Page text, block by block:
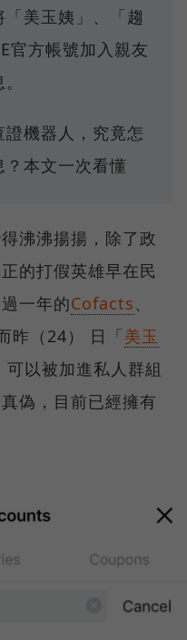
美玉姨」、「趨
官方帳號加入親友
證機器人，究竟怎
本文一次看懂
沸沸揚揚，除了政
的打假英雄早在民
一年的Cofacts、
昨（24） 日「美玉
以被加進私人群組
偽，目前已經擁有